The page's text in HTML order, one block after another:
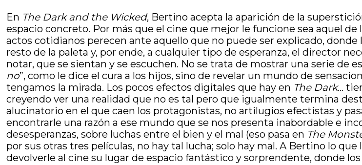
En The Dark and the Wicked, Bertino acepta la aparición de la
espacio concreto. Por más que el cine que mejor le funcione sea aquel
actos cotidianos perecen ante aquello que no puede ser explicado,
resto de la paleta y, por ende, a cualquier tipo de esperanza, el director
notar, que se sientan y se escuchen. No se trata de mostrar una serie de
no”, como le dice el cura a los hijos, sino de revelar un mundo de
tengamos la mirada. Los pocos efectos digitales que hay en The Dark…
creyendo ver una realidad que no es tal pero que igualmente termina
alucinatorio en el que caen los protagonistas, no artilugios efectistas y
encontrarle una razón a ese mundo que se nos presenta inabordable e
desesperanzas, sobre luchas entre el bien y el mal (eso pasa en The
por sus otras tres películas, no hay tal lucha; solo hay mal. A Bertino lo
devolverle al cine su lugar de espacio fantástico y sorprendente, donde